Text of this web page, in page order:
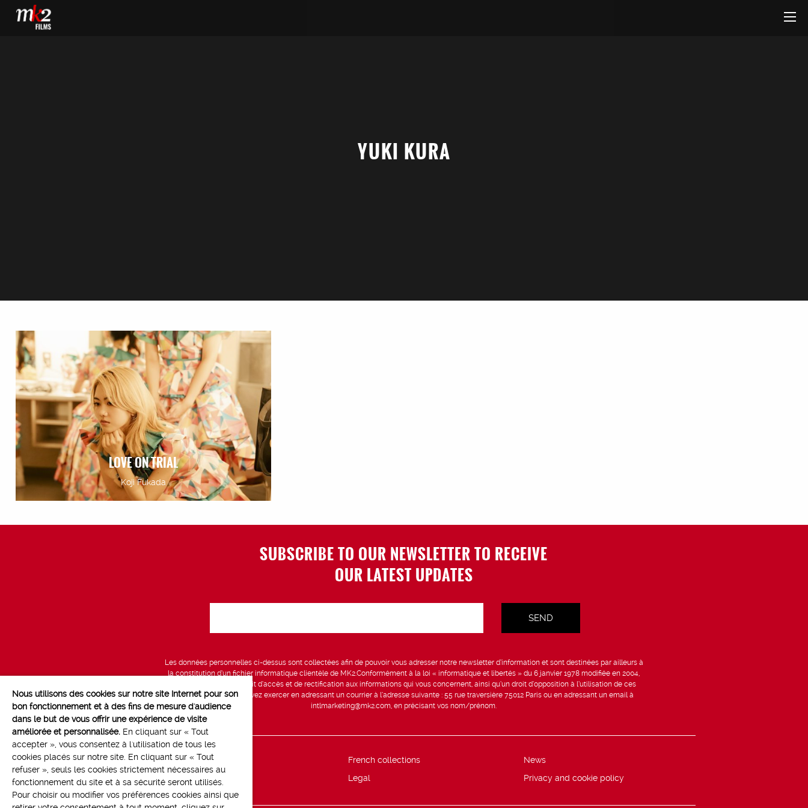
YUKI KURA
LOVE ON TRIAL
Koji Fukada
SUBSCRIBE TO OUR NEWSLETTER TO RECEIVE
OUR LATEST UPDATES
Les données personnelles ci-dessus sont collectées afin de pouvoir vous adresser notre newsletter d’information et sont destinées par ailleurs à
la constitution d’un fichier informatique clientèle de MK2.Conformément à la loi « informatique et libertés » du 6 janvier 1978 modifiée en 2004,
vous bénéficiez d’un droit d’accès et de rectification aux informations qui vous concernent, ainsi qu’un droit d’opposition à l’utilisation de ces
données, que vous pouvez exercer en adressant un courrier à l’adresse suivante : 55 rue traversière 75012 Paris ou en adressant un email à
intlmarketing@mk2.com, en précisant vos nom/prénom.
Line up French collections
News
Contact
Legal Privacy and cookie policy
Nous utilisons des cookies sur notre site Internet pour son
bon fonctionnement et à des fins de mesure d'audience
dans le but de vous offrir une expérience de visite
améliorée et personnalisée. En cliquant sur « Tout
accepter », vous consentez à l'utilisation de tous les
cookies placés sur notre site. En cliquant sur « Tout
refuser », seuls les cookies strictement nécessaires au
fonctionnement du site et à sa sécurité seront utilisés.
Pour choisir ou modifier vos préférences cookies ainsi que